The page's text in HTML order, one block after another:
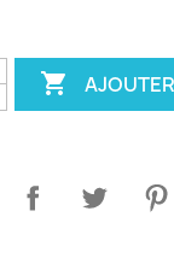
